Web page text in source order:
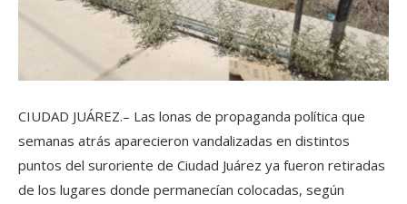
CIUDAD JUÁREZ.– Las lonas de propaganda política que
semanas atrás aparecieron vandalizadas en distintos
puntos del suroriente de Ciudad Juárez ya fueron retiradas
de los lugares donde permanecían colocadas, según